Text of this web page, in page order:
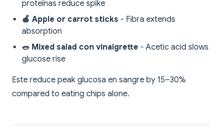
proteínas reduce spike
🍎 Apple or carrot sticks - Fibra extends
absorption
🥗 Mixed salad con vinaigrette - Acetic acid slows
glucose rise
Este reduce peak glucosa en sangre by 15–30%
compared to eating chips alone.